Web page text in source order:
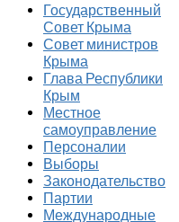
Государственный
Совет Крыма
Совет министров
Крыма
Глава Республики
Крым
Местное
самоуправление
Персоналии
Выборы
Законодательство
Партии
Международные